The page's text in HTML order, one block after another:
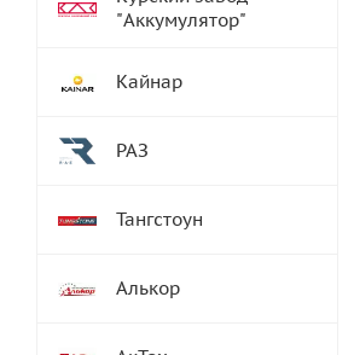
"Аккумулятор"
Кайнар
РАЗ
Тангстоун
Алькор